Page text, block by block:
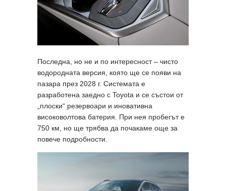
Последна, но не и по интересност – чисто
водородната версия, която ще се появи на
пазара през 2028 г. Системата е
разработена заедно с Toyota и се състои от
„плоски“ резервоари и иновативна
високоволтова батерия. При нея пробегът е
750 км, но ще трябва да почакаме още за
повече подробности.